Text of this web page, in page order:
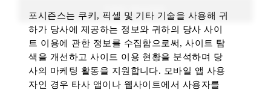
FIND ROOMS
포시즌스는 쿠키, 픽셀 및 기타 기술을 사용해 귀
하가 당사에 제공하는 정보와 귀하의 당사 사이
트 이용에 관한 정보를 수집함으로써, 사이트 탐
색을 개선하고 사이트 이용 현황을 분석하며 당
사의 마케팅 활동을 지원합니다. 모바일 앱 사용
자인 경우 타사 앱이나 웹사이트에서 사용자를